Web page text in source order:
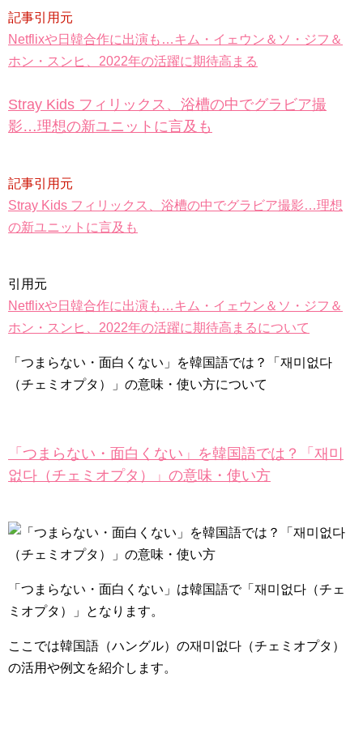
「まず熱く掃除せよ」女優キム・ユジョン、「健康がとても回
復…痩せたのはソン・ジェリムのせい!? 」 (11/26)
【裏芸能】キムユジョンの熱愛彼氏はあの大物俳優
キム・ユジョン、美しいセルフショットで近況を伝える“会いた
定…“台本を見た瞬間惹かれた” 20180123
幻の王女チャミョンゴ エンディング
YUCHUN ♥ LOVE 15 「成均館 5話」
俳優カン・ギヨン、突然の熱愛宣言…「キム秘書がなぜそう
か」出演で話題 Big News TV
Powered by livedoor 相互RSS
記事引用元
Netflixや日韓合作に出演も…キム・イェウン＆ソ・ジフ＆
ホン・スンヒ、2022年の活躍に期待高まる
Stray Kids フィリックス、浴槽の中でグラビア撮
影…理想の新ユニットに言及も
記事引用元
Stray Kids フィリックス、浴槽の中でグラビア撮影…理想
の新ユニットに言及も
引用元
Netflixや日韓合作に出演も…キム・イェウン＆ソ・ジフ＆
ホン・スンヒ、2022年の活躍に期待高まるについて
「つまらない・面白くない」を韓国語では？「재미없다
（チェミオプタ）」の意味・使い方について
「つまらない・面白くない」を韓国語では？「재미
없다（チェミオプタ）」の意味・使い方
「つまらない・面白くない」は韓国語で「재미없다（チェ
ミオプタ）」
となります。
ここでは韓国語（ハングル）の재미없다（チェミオプタ）
の活用や例文を紹介します。